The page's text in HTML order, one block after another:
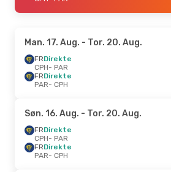
Man. 17. Aug. - Tor. 20. Aug.
FRDirekte
CPH- PAR
FRDirekte
PAR- CPH
Søn. 16. Aug. - Tor. 20. Aug.
FRDirekte
CPH- PAR
FRDirekte
PAR- CPH